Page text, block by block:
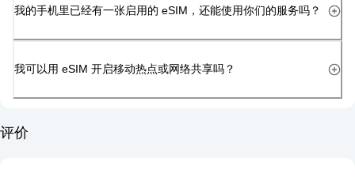
我的手机里已经有一张启用的 eSIM，还能使用你们的服务吗？
我可以用 eSIM 开启移动热点或网络共享吗？
评价